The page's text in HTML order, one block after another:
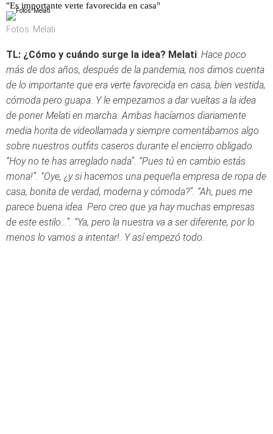
"Es importante verte favorecida en casa"
Fotos: Melati
TL: ¿Cómo y cuándo surge la idea? Melati: Hace poco
más de dos años, después de la pandemia, nos dimos cuenta
de lo importante que era verte favorecida en casa, bien vestida,
cómoda pero guapa. Y le empezamos a dar vueltas a la idea
de poner Melati en marcha. Ambas hacíamos diariamente
media horita de videollamada y siempre comentábamos algo
sobre nuestros outfits caseros durante el encierro obligado.
“Hoy no te has arreglado nada”. “Pues tú en cambio estás
mona!”. “Oye, ¿y si hacemos una pequeña empresa de ropa de
casa, bonita de verdad, moderna y cómoda?”. “Ah, pues me
parece buena idea. Pero creo que ya hay muchas empresas
de este estilo…”. “Ya, pero la nuestra va a ser diferente, por lo
menos lo vamos a intentar!. Y así empezó todo.